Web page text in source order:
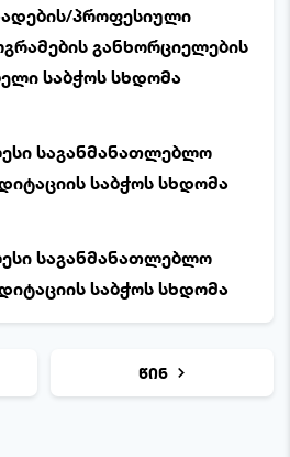
პროფესიული
განხორციელების
საბჭოს სხდომა
საგანმანათლებლო
საბჭოს სხდომა
საგანმანათლებლო
საბჭოს სხდომა
წინ